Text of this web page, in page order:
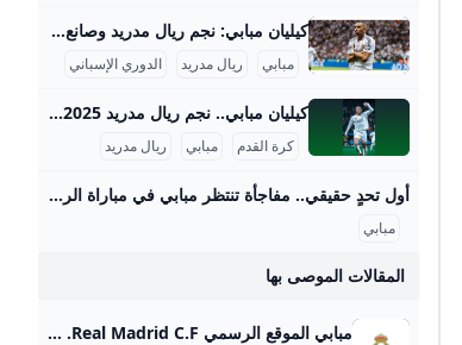
كيليان مبابي: نجم ريال مدريد وصانع الإنجازات 2025 كيليان مبابي هو نجم كرة قدم فرنسي يُعتبر من بين أبرز المواهب في العالم الحديث، وُلد في 20 ديسمبر 1998 في منطقة بوندي بضاحية باريس. ينحدر مبابي من عائلة رياضية؛ والده من الكاميرون ويعمل مدرب كرة قدم، ووالدته جزائرية تحمل خلفية رياضية أيضًا. بدأت موهبته في كرة القدم بالظهور منذ طفولته في نادي بوندي، ثم انتقل إلى أكاديمية كليرفونتين الشهيرة التي أخرجت العديد من نجوم كرة القدم. في بداية مسيرته، لم يلعب مع أقرانه في سنه، بل كان يتدرب ويلعب مع الأكبر منه لاعبين مما ساعده على تطور مهاراته بشكل متسارع.
مبابي ريال مدريد الدوري الإسباني
كيليان مبابي.. نجم ريال مدريد 2025 كيليان مبابي هو نجم كرة القدم الفرنسي ولاعب فريق ريال مدريد، وُلد في 20 ديسمبر 1998. يُعتبر مبابي من أبرز وأسرع اللاعبين في العالم، وحقق نجاحات كبيرة في مسيرته الكروية، حيث يُعرف بمهاراته الفائقة في المراوغة والتسديد والسرعة، وقد ساهم بشكل كبير في العديد من البطولات على المستوى الوطني والدولي. كما يُعتبر واحدًا من أصغر اللاعبين الذين سجلوا في نهائيات كأس العالم وحققوا لقب البطولة مع منتخب فرنسا. في عام 2025 تعرض مبابي لوعكة صحية حادة نتيجة إصابته بالتهاب المعدة والأمعاء الحاد، المعروف باسم التهاب المعدة (gastroenteritis)، مما أدى إلى دخوله المستشفى لفترة قصيرة.
كرة القدم مبابي ريال مدريد
أول تحدٍ حقيقي.. مفاجأة تنتظر مبابي في مباراة الريال ضد أوساسونا – جريدة مانشيت يبدأ النجم الفرنسي كيليان مبابي موسمه الثاني مع ريال مدريد بطموحات كبيرة وتحديات ضخمة، ساعياً لتحقيق الألقاب الكبرى التي غابت عن الفريق في عامه الأول. ويطمح اقرأ أيضًا:المواجهات الكبرى على الأبواب: موعد انطلاق الجولة السادسة من الدوري الممتاز بعد التوقف الدولي. البطولة النتيجة كأس السوبر الأوروبي فاز باللقب كأس الإنتركونتيننتال فاز باللقب الدوري الإسباني خسر اللقب كأس ملك إسبانيا خسر اللقب دوري أبطال أوروبا خسر اللقب كأس السوبر الإسباني خسر اللقب كأس العالم للأندية خسر اللقب إنجاز فردي لافت وأهداف حاسمة لنجم ريال مدريد على الرغم من تراجع نتائج الفريق الجماعية، تمكن كيليان مبابي من ترك بصمة فردية واضحة بفوزه بجائزة الحذاء الذهبي ولقب هداف الدوري الإسباني.
مبابي
المقالات الموصى بها
مبابي الموقع الرسمي Real Madrid C.F. الموقع الرسمي الذي ستستمتع فيه بأفضل لحظات مبابي، لاعب الفريق الأول لكرة القدم في ريال مدريد، مع الإحصائيات والصور ومقاطع الفيديو. مهاجم الاسم الكامل كيليان مبابي مكان الميلاد باريس (فرنسا) تاريخ الميلاد 20/12/1998 الوزن 75 kg الطول 1,78 m الاسم الكامل كيليان مبابي مكان الميلاد باريس (فرنسا) تاريخ الميلاد 20/12/1998 الوزن 75 kg الطول 1,78 m ريال مدريد2024-باريس سان جيرمان2017-2024موناكو2013-20171كأس العالم للأندية1كأس السوبر الأوروبي1كأس العالم للمنتخبات1دوري الأمم الأوروبية7الدوري الفرنسي4كأس فرنسا5كأس السوبر الفرنسي2كأس الرابطة الفرنسية1بطولة أمم أوروبا تحت 19 سنة4التشكيل المثالي FIFA FIFPro1جائزة الفتى الذهبي2025-2026